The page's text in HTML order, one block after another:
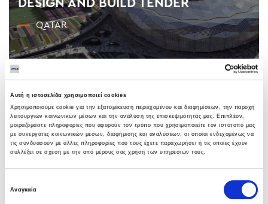
Αυτή η ιστοσελίδα χρησιμοποιεί cookies
Χρησιμοποιούμε cookie για την εξατομίκευση περιεχομένου και διαφημίσεων, την παροχή
λειτουργιών κοινωνικών μέσων και την ανάλυση της επισκεψιμότητάς μας. Επιπλέον,
μοιραζόμαστε πληροφορίες που αφορούν τον τρόπο που χρησιμοποιείτε τον ιστότοπό μας
με συνεργάτες κοινωνικών μέσων, διαφήμισης και αναλύσεων, οι οποίοι ενδεχομένως να
τις συνδυάσουν με άλλες πληροφορίες που τους έχετε παραχωρήσει ή τις οποίες έχουν
συλλέξει σε σχέση με την από μέρους σας χρήση των υπηρεσιών τους.
συγκατάθεσης
Αναγκαία
DESIGN AND BUILD TENDER
QATAR
ΟΙΚΟΔΟΜΙΚΑ ΕΡΓΑ // Αθλητικά Κέντρα
Νέα Πτέρυγα στο Σισμανόγλειο